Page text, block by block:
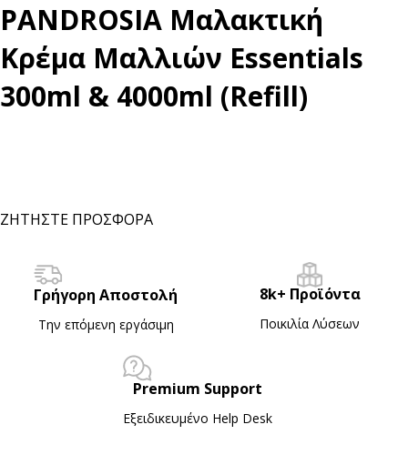
PANDROSIA Μαλακτική
Κρέμα Μαλλιών Essentials
300ml & 4000ml (Refill)
ΖΗΤΗΣΤΕ ΠΡΟΣΦΟΡΑ
Γρήγορη Αποστολή
Την επόμενη εργάσιμη
8k+ Προϊόντα
Ποικιλία Λύσεων
Premium Support
Εξειδικευμένο Ηelp Desk